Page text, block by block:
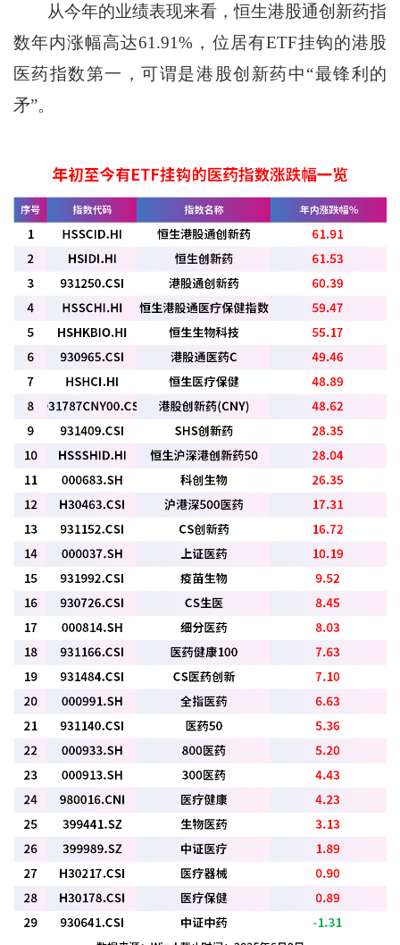
从今年的业绩表现来看，恒生港股通创新药指
数年内涨幅高达61.91%，位居有ETF挂钩的港股
医药指数第一，可谓是港股创新药中“最锋利的
矛”。